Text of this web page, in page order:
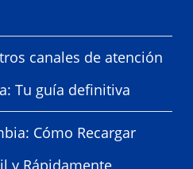
canales de atención
Tu guía definitiva
Cómo Recargar